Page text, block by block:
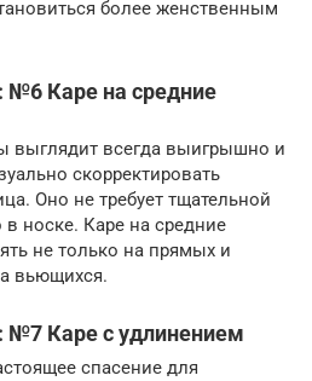
более женственным
№6 Каре на средние
выглядит всегда выигрышно и
скорректировать
Оно не требует тщательной
носке. Каре на средние
не только на прямых и
вьющихся.
№7 Каре с удлинением
спасение для